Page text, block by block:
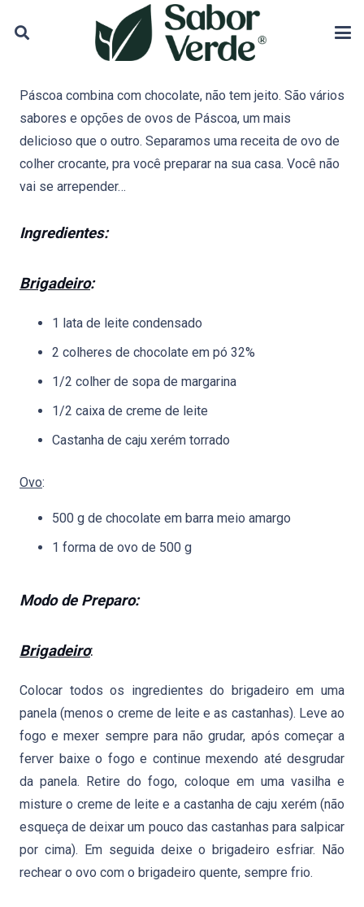
Páscoa combina com chocolate, não tem jeito. São vários
sabores e opções de ovos de Páscoa, um mais
delicioso que o outro. Separamos uma receita de ovo de
colher crocante, pra você preparar na sua casa. Você não
vai se arrepender…
Ingredientes:
Brigadeiro:
1 lata de leite condensado
2 colheres de chocolate em pó 32%
1/2 colher de sopa de margarina
1/2 caixa de creme de leite
Castanha de caju xerém torrado
Ovo:
500 g de chocolate em barra meio amargo
1 forma de ovo de 500 g
Modo de Preparo:
Brigadeiro:
Colocar todos os ingredientes do brigadeiro em uma
panela (menos o creme de leite e as castanhas). Leve ao
fogo e mexer sempre para não grudar, após começar a
ferver baixe o fogo e continue mexendo até desgrudar
da panela. Retire do fogo, coloque em uma vasilha e
misture o creme de leite e a castanha de caju xerém (não
esqueça de deixar um pouco das castanhas para salpicar
por cima). Em seguida deixe o brigadeiro esfriar. Não
rechear o ovo com o brigadeiro quente, sempre frio.